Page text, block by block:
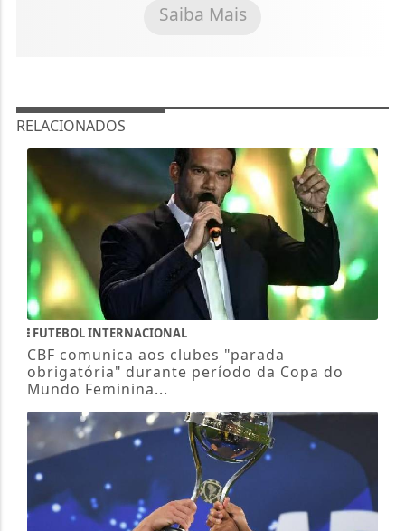
Saiba Mais
RELACIONADOS
FUTEBOL INTERNACIONAL
CBF comunica aos clubes "parada
obrigatória" durante período da Copa do
Mundo Feminina...